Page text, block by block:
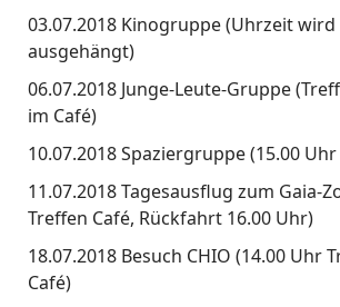
03.07.2018 Kinogruppe (Uhrzeit
ausgehängt)
06.07.2018 Junge-Leute-Gruppe
im Café)
10.07.2018 Spaziergruppe (15.00
11.07.2018 Tagesausflug zum Gaia-
Treffen Café, Rückfahrt 16.00 Uhr)
18.07.2018 Besuch CHIO (14.00 Uhr
Café)